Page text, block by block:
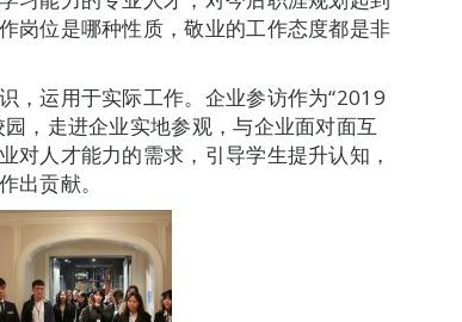
岗位是哪种性质，敬业的工作态度都是非
，运用于实际工作。企业参访作为“2019
，走进企业实地参观，与企业面对面互
对人才能力的需求，引导学生提升认知，
出贡献。